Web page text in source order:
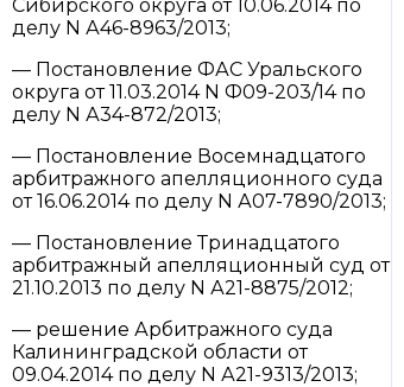
Сибирского округа от 10.06.2014 по
делу N А46-8963/2013;
— Постановление ФАС Уральского
округа от 11.03.2014 N Ф09-203/14 по
делу N А34-872/2013;
— Постановление Восемнадцатого
арбитражного апелляционного суда
от 16.06.2014 по делу N А07-7890/2013;
— Постановление Тринадцатого
арбитражный апелляционный суд от
21.10.2013 по делу N А21-8875/2012;
— решение Арбитражного суда
Калининградской области от
09.04.2014 по делу N А21-9313/2013;